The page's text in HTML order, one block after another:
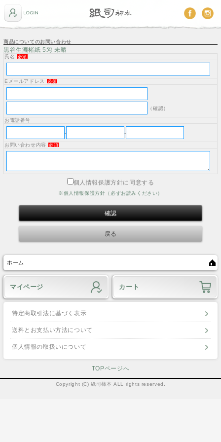
商品についてのお問い合わせ
黒谷生漉楮紙 5匁 未晒
氏名 必須
Eメールアドレス 必須
（確認）
お電話番号
- -
お問い合わせ内容 必須
個人情報保護方針に同意する
※個人情報保護方針（必ずお読みください）
ホーム
マイページ カート
特定商取引法に基づく表示
送料とお支払い方法について
個人情報の取扱いについて
TOPページへ
Copyright (C) 紙司柿本 ALL rights reserved.